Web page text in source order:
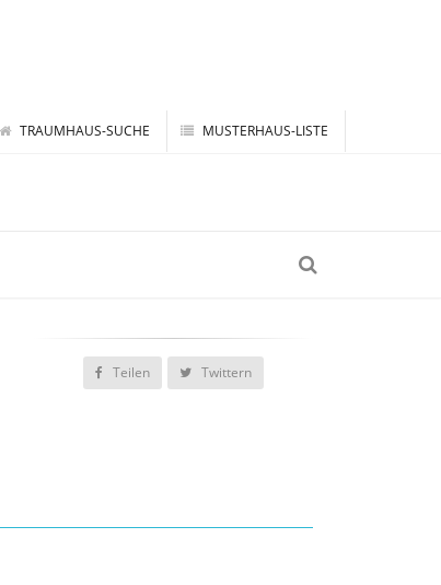
TRAUMHAUS-SUCHE MUSTERHAUS-LISTE
Teilen Twittern